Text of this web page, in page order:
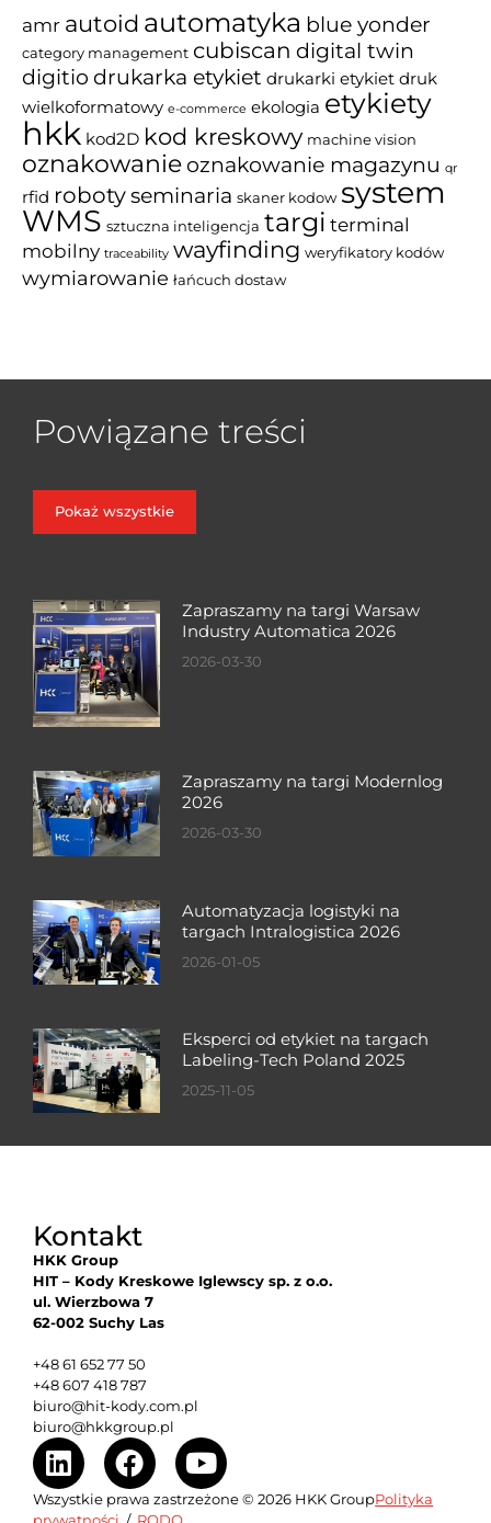
amr autoid automatyka blue yonder
category management cubiscan digital twin
digitio drukarka etykiet drukarki etykiet druk
wielkoformatowy e-commerce ekologia etykiety
hkk kod2D kod kreskowy machine vision
oznakowanie oznakowanie magazynu qr
rfid robotyseminaria skaner kodow system
WMS sztuczna inteligencja targi terminal
mobilny traceability wayfinding weryfikatory kodów
wymiarowanie łańcuch dostaw
Powiązane treści
Pokaż wszystkie
Zapraszamy na targi Warsaw
Industry Automatica 2026
2026-03-30
Zapraszamy na targi Modernlog
2026
2026-03-30
Automatyzacja logistyki na
targach Intralogistica 2026
2026-01-05
Eksperci od etykiet na targach
Labeling-Tech Poland 2025
2025-11-05
Kontakt
HKK Group
HIT – Kody Kreskowe Iglewscy sp. z o.o.
ul. Wierzbowa 7
62-002 Suchy Las
+48 61 652 77 50
+48 607 418 787
biuro@hit-kody.com.pl
biuro@hkkgroup.pl
Wszystkie prawa zastrzeżone © 2026 HKK GroupPolityka
prywatności / RODO